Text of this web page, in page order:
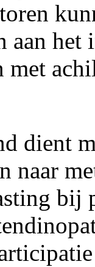
aan het
met
dient
naar
bij